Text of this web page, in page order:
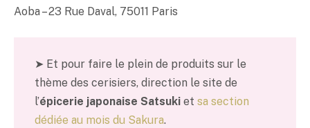
Aoba – 23 Rue Daval, 75011 Paris
➤ Et pour faire le plein de produits sur le
thème des cerisiers, direction le site de
l’épicerie japonaise Satsuki et sa section
dédiée au mois du Sakura.